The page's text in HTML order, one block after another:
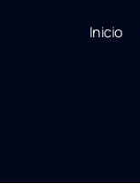
Inicio